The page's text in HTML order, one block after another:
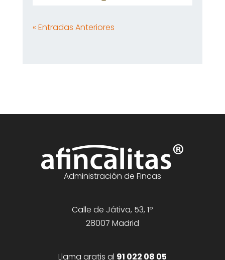
« Entradas Anteriores
Administración de Fincas
Calle de Játiva, 53, 1º
28007 Madrid
Llama gratis al 91 022 08 05